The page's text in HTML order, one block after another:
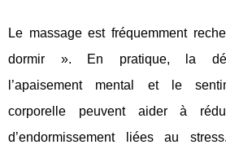
Le massage est fréquemment
dormir ». En pratique, la
l’apaisement mental et le
corporelle peuvent aider à
d’endormissement liées au